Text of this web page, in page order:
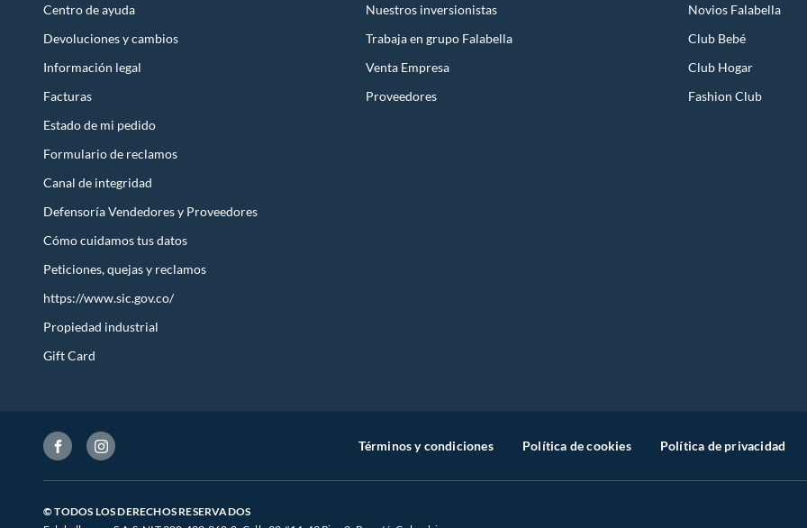
Centro de ayuda
Devoluciones y cambios
Información legal
Facturas
Estado de mi pedido
Formulario de reclamos
Canal de integridad
Defensoría Vendedores y Proveedores
Cómo cuidamos tus datos
Peticiones, quejas y reclamos
https://www.sic.gov.co/
Propiedad industrial
Gift Card
Nuestros inversionistas
Trabaja en grupo Falabella
Venta Empresa
Proveedores
Novios Falabella
Club Bebé
Club Hogar
Fashion Club
Términos y condiciones Política de cookies Política de privacidad
© TODOS LOS DERECHOS RESERVADOS